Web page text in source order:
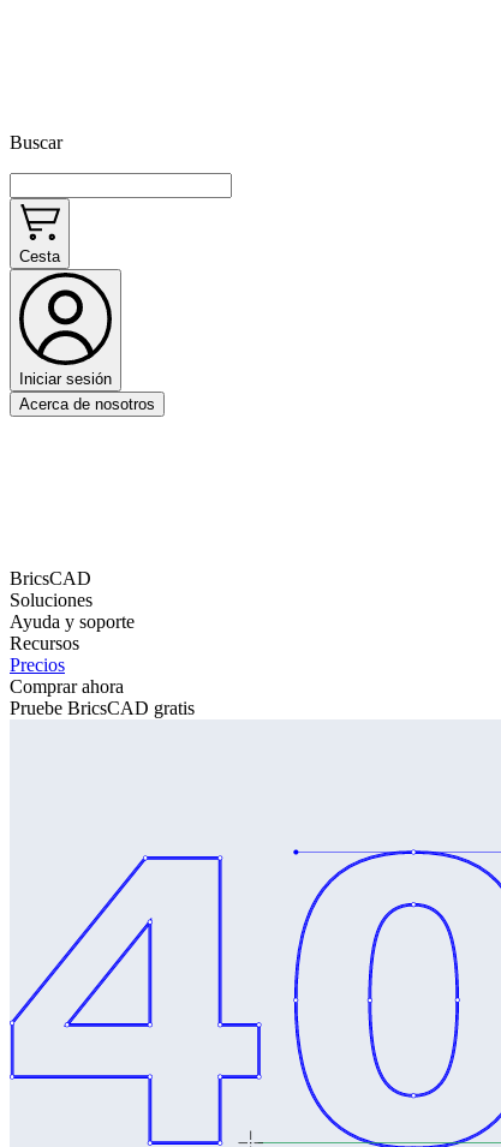
Buscar
Cesta
Iniciar sesión
Acerca de nosotros
BricsCAD
Soluciones
Ayuda y soporte
Recursos
Precios
Comprar ahora
Pruebe BricsCAD gratis